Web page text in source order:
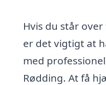
Hvis du står
er det vigtigt at
med
Rødding. At få